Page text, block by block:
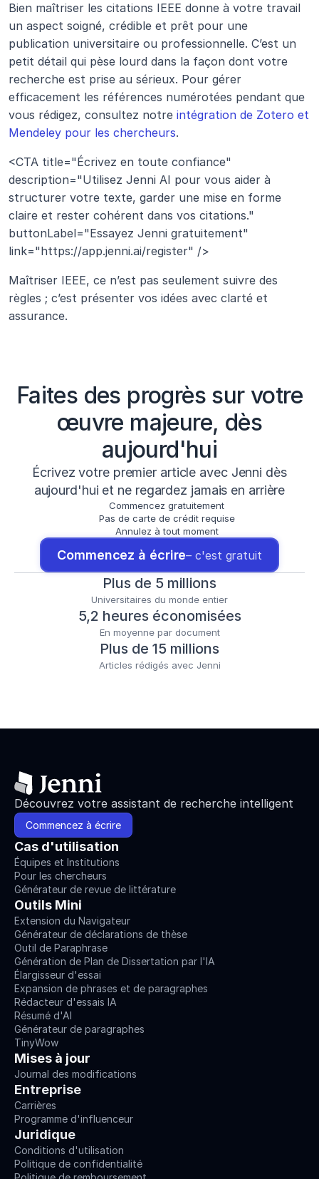
Bien maîtriser les citations IEEE donne à votre travail
un aspect soigné, crédible et prêt pour une
publication universitaire ou professionnelle. C’est un
petit détail qui pèse lourd dans la façon dont votre
recherche est prise au sérieux. Pour gérer
efficacement les références numérotées pendant que
vous rédigez, consultez notre intégration de Zotero et
Mendeley pour les chercheurs.
<CTA title="Écrivez en toute confiance"
description="Utilisez Jenni AI pour vous aider à
structurer votre texte, garder une mise en forme
claire et rester cohérent dans vos citations."
buttonLabel="Essayez Jenni gratuitement"
link="https://app.jenni.ai/register" />
Maîtriser IEEE, ce n’est pas seulement suivre des
règles ; c’est présenter vos idées avec clarté et
assurance.
Faites des progrès sur votre
œuvre majeure, dès
aujourd'hui
Écrivez votre premier article avec Jenni dès
aujourd'hui et ne regardez jamais en arrière
Commencez gratuitement
Pas de carte de crédit requise
Annulez à tout moment
Commencez à écrire– c'est gratuit
Plus de 5 millions
Universitaires du monde entier
5,2 heures économisées
En moyenne par document
Plus de 15 millions
Articles rédigés avec Jenni
Découvrez votre assistant de recherche intelligent
Commencez à écrire
Cas d'utilisation
Équipes et Institutions
Pour les chercheurs
Générateur de revue de littérature
Outils Mini
Extension du Navigateur
Générateur de déclarations de thèse
Outil de Paraphrase
Génération de Plan de Dissertation par l'IA
Élargisseur d'essai
Expansion de phrases et de paragraphes
Rédacteur d'essais IA
Résumé d'AI
Générateur de paragraphes
TinyWow
Mises à jour
Journal des modifications
Entreprise
Carrières
Programme d'influenceur
Juridique
Conditions d'utilisation
Politique de confidentialité